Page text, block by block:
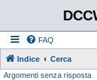
FAQ
Indice
Cerca
Argomenti senza risposta